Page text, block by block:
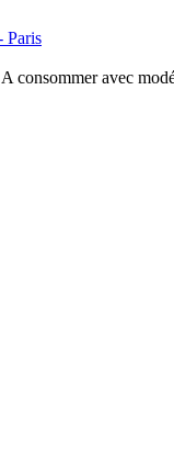
Paris
consommer avec